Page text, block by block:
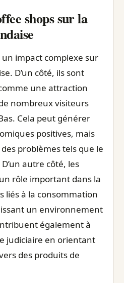
shops sur la
impact complexe sur
D’un côté, ils sont
une attraction
nombreux visiteurs
Cela peut générer
positives, mais
problèmes tels que le
autre côté, les
rôle important dans la
liés à la consommation
un environnement
également à
judiciaire en orientant
des produits de